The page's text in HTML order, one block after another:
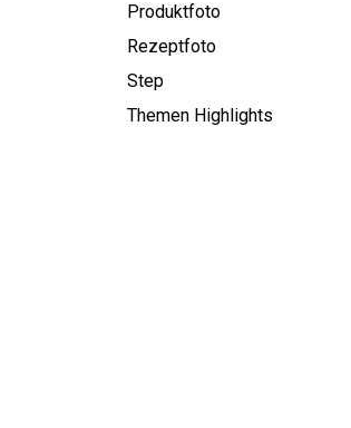
Produktfoto
Rezeptfoto
Step
Themen Highlights